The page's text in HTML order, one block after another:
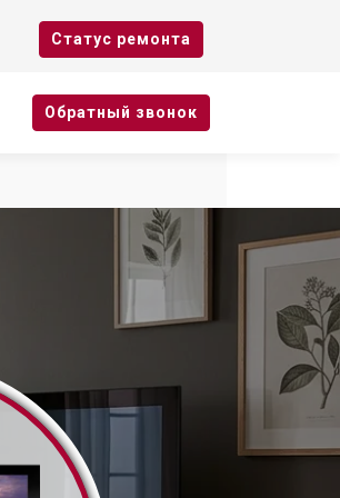
Cтатус ремонта
Oбратный звонок